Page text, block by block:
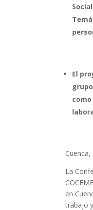
El
La
en
trabajo